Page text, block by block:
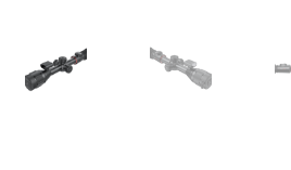
Гармин устройства